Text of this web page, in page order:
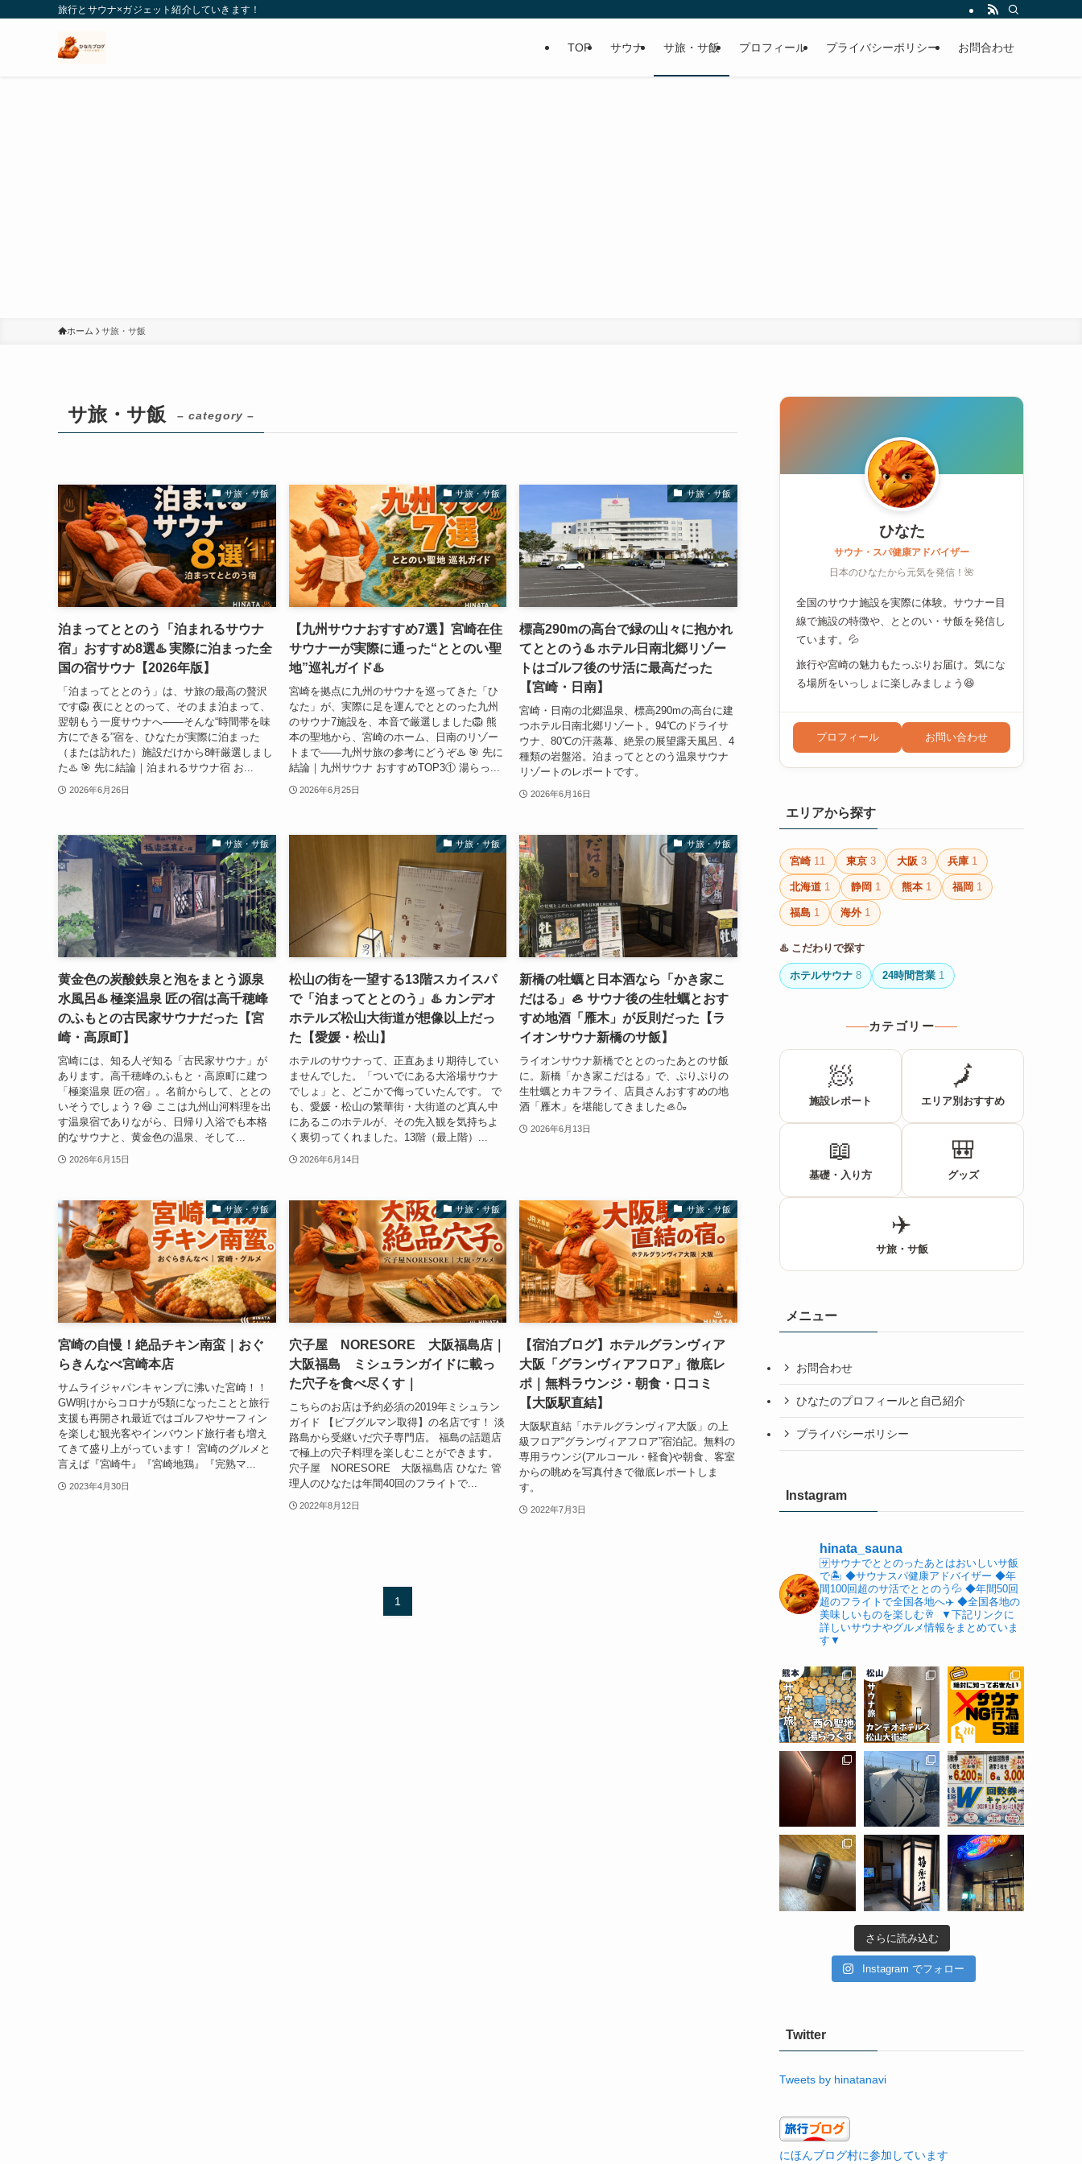
旅行とサウナ×ガジェット紹介していきます！
TOP サウナ サ旅・サ飯 プロフィール プライバシーポリシー お問合わせ
ホーム サ旅・サ飯
サ旅・サ飯 – category –
サ旅・サ飯
泊まってととのう「泊まれるサウナ
宿」おすすめ8選♨️ 実際に泊まった全
国の宿サウナ【2026年版】
「泊まってととのう」は、サ旅の最高の贅沢
です🦁 夜にととのって、そのまま泊まって、
翌朝もう一度サウナへ——そんな“時間帯を味
方にできる”宿を、ひなたが実際に泊まった
（または訪れた）施設だけから8軒厳選しまし
た♨️ 🎯 先に結論｜泊まれるサウナ宿 お...
2026年6月26日
サ旅・サ飯
【九州サウナおすすめ7選】宮崎在住
サウナーが実際に通った“ととのい聖
地”巡礼ガイド♨️
宮崎を拠点に九州のサウナを巡ってきた「ひ
なた」が、実際に足を運んでととのった九州
のサウナ7施設を、本音で厳選しました🦁 熊
本の聖地から、宮崎のホーム、日南のリゾー
トまで——九州サ旅の参考にどうぞ♨️ 🎯 先に
結論｜九州サウナ おすすめTOP3① 湯らっ...
2026年6月25日
サ旅・サ飯
標高290mの高台で緑の山々に抱かれ
てととのう♨️ ホテル日南北郷リゾー
トはゴルフ後のサ活に最高だった
【宮崎・日南】
宮崎・日南の北郷温泉、標高290mの高台に建
つホテル日南北郷リゾート。94℃のドライサ
ウナ、80℃の汗蒸幕、絶景の展望露天風呂、4
種類の岩盤浴。泊まってととのう温泉サウナ
リゾートのレポートです。
2026年6月16日
サ旅・サ飯
黄金色の炭酸鉄泉と泡をまとう源泉
水風呂♨️ 極楽温泉 匠の宿は高千穂峰
のふもとの古民家サウナだった【宮
崎・高原町】
宮崎には、知る人ぞ知る「古民家サウナ」が
あります。高千穂峰のふもと・高原町に建つ
「極楽温泉 匠の宿」。名前からして、ととの
いそうでしょう？😆 ここは九州山河料理を出
す温泉宿でありながら、日帰り入浴でも本格
的なサウナと、黄金色の温泉、そして...
2026年6月15日
サ旅・サ飯
松山の街を一望する13階スカイスパ
で「泊まってととのう」♨️ カンデオ
ホテルズ松山大街道が想像以上だっ
た【愛媛・松山】
ホテルのサウナって、正直あまり期待してい
ませんでした。「ついでにある大浴場サウナ
でしょ」と、どこかで侮っていたんです。 で
も、愛媛・松山の繁華街・大街道のど真ん中
にあるこのホテルが、その先入観を気持ちよ
く裏切ってくれました。13階（最上階）...
2026年6月14日
サ旅・サ飯
新橋の牡蠣と日本酒なら「かき家こ
だはる」🦪 サウナ後の生牡蠣とおす
すめ地酒「雁木」が反則だった【ラ
イオンサウナ新橋のサ飯】
ライオンサウナ新橋でととのったあとのサ飯
に。新橋「かき家こだはる」で、ぷりぷりの
生牡蠣とカキフライ、店員さんおすすめの地
酒「雁木」を堪能してきました🦪🍶
2026年6月13日
サ旅・サ飯
宮崎の自慢！絶品チキン南蛮｜おぐ
らきんなべ宮崎本店
サムライジャパンキャンプに沸いた宮崎！！
GW明けからコロナが5類になったことと旅行
支援も再開され最近ではゴルフやサーフィン
を楽しむ観光客やインバウンド旅行者も増え
てきて盛り上がっています！ 宮崎のグルメと
言えば『宮崎牛』『宮崎地鶏』『完熟マ...
2023年4月30日
サ旅・サ飯
穴子屋 NORESORE 大阪福島店｜
大阪福島 ミシュランガイドに載っ
た穴子を食べ尽くす｜
こちらのお店は予約必須の2019年ミシュラン
ガイド 【ビブグルマン取得】の名店です！ 淡
路島から受継いだ穴子専門店。 福島の話題店
で極上の穴子料理を楽しむことができます。
穴子屋 NORESORE 大阪福島店 ひなた 管
理人のひなたは年間40回のフライトで...
2022年8月12日
サ旅・サ飯
【宿泊ブログ】ホテルグランヴィア
大阪「グランヴィアフロア」徹底レ
ポ｜無料ラウンジ・朝食・口コミ
【大阪駅直結】
大阪駅直結「ホテルグランヴィア大阪」の上
級フロア“グランヴィアフロア”宿泊記。無料の
専用ラウンジ(アルコール・軽食)や朝食、客室
からの眺めを写真付きで徹底レポートしま
す。
2022年7月3日
1
ひなた
サウナ・スパ健康アドバイザー
日本のひなたから元気を発信！🌺
全国のサウナ施設を実際に体験。サウナー目
線で施設の特徴や、ととのい・サ飯を発信し
ています。💦
旅行や宮崎の魅力もたっぷりお届け。気にな
る場所をいっしょに楽しみましょう😆
プロフィール お問い合わせ
エリアから探す
宮崎 11 東京 3 大阪 3 兵庫 1
北海道 1 静岡 1 熊本 1 福岡 1
福島 1 海外 1
♨️ こだわりで探す
ホテルサウナ 8 24時間営業 1
カテゴリー
🧖
施設レポート
🗾
エリア別おすすめ
📖
基礎・入り方
🎒
グッズ
✈️
サ旅・サ飯
メニュー
お問合わせ
ひなたのプロフィールと自己紹介
プライバシーポリシー
Instagram
hinata_sauna
🈂️サウナでととのったあとはおいしいサ飯
で🏝️ ⁡◆サウナスパ健康アドバイザー ◆年
間100回超のサ活でととのう💦 ◆年間50回
超のフライトで全国各地へ✈️ ◆全国各地の
美味しいものを楽しむ🥂
▼下記リンクに
詳しいサウナやグルメ情報をまとめていま
す▼
さらに読み込む
Instagram でフォロー
Twitter
Tweets by hinatanavi
にほんブログ村に参加しています